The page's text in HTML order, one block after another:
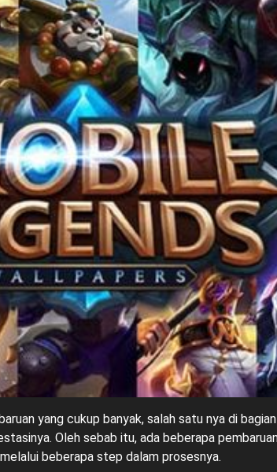
yang cukup banyak, salah satu nya di
Oleh sebab itu, ada beberapa
beberapa step dalam prosesnya.